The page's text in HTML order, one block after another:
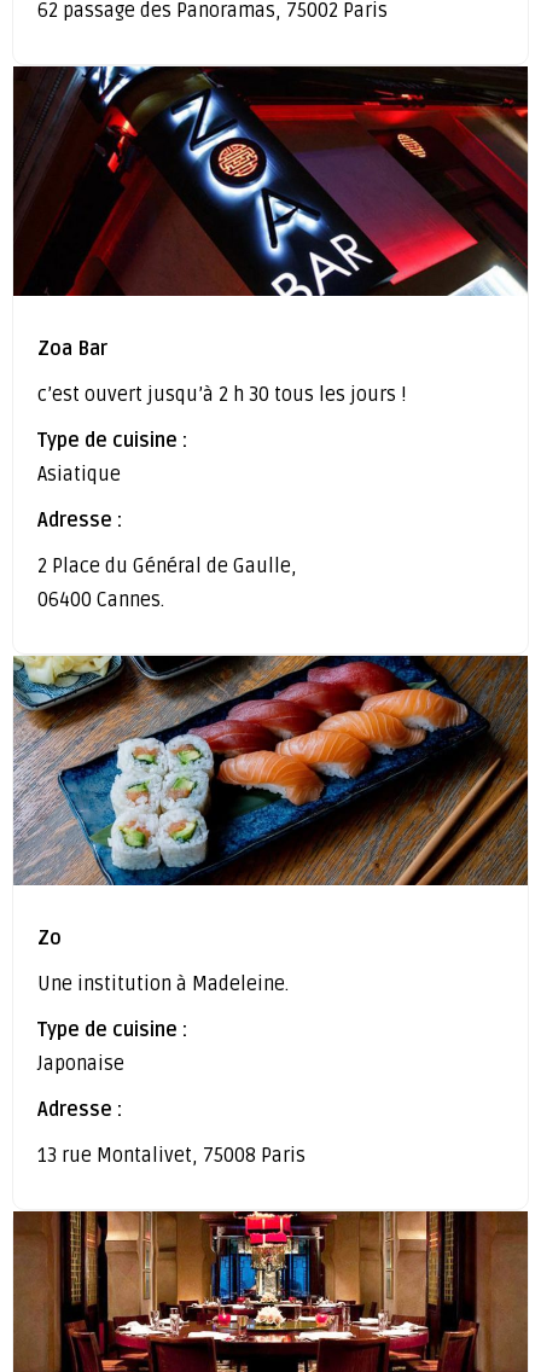
62 passage des Panoramas, 75002 Paris
Zoa Bar
c’est ouvert jusqu’à 2 h 30 tous les jours !
Type de cuisine :
Asiatique
Adresse :
2 Place du Général de Gaulle,
06400 Cannes.
Zo
Une institution à Madeleine.
Type de cuisine :
Japonaise
Adresse :
13 rue Montalivet, 75008 Paris